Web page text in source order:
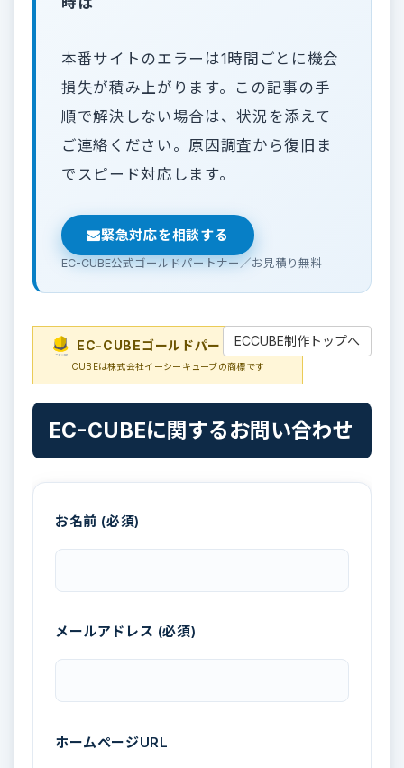
本番サイトのエラーは1時間ごとに機会
損失が積み上がります。この記事の手
順で解決しない場合は、状況を添えて
ご連絡ください。原因調査から復旧ま
でスピード対応します。
緊急対応を相談する
EC-CUBE公式ゴールドパートナー／お見積り無料
EC-CUBEゴールドパートナーEC-
CUBEは株式会社イーシーキューブの商標です
ECCUBE制作トップへ
EC-CUBEに関するお問い合わせ
お名前 (必須)
メールアドレス (必須)
ホームページURL